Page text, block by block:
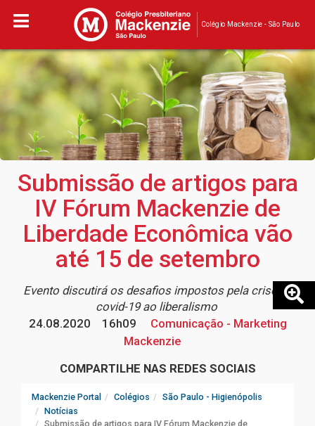
Colégio Mackenzie - São Paulo
Submissão de artigos para
IV Fórum Mackenzie de
Liberdade Econômica vão
até 15 de setembro
Evento discutirá os desafios impostos pela crise de
covid-19 ao liberalismo
24.08.2020
16h09
Comunicação - Marketing
Mackenzie
COMPARTILHE NAS REDES SOCIAIS
Mackenzie Portal Colégios
São Paulo - Higienópolis
Notícias
Submissão de artigos para IV Fórum Mackenzie de